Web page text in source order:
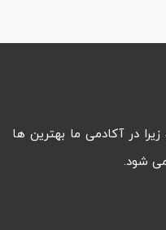
زیرا در آکادمی ما بهترین ها
می شود.